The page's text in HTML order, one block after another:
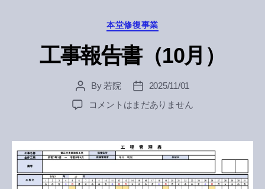
Categories
本堂修復事業
工事報告書（10月）
Post
author
By 若院
Post
date
2025/11/01
工
告
書
月）
コメントはまだありません